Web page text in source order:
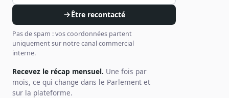
Être recontacté
Pas de spam : vos coordonnées partent
uniquement sur notre canal commercial
interne.
Recevez le récap mensuel. Une fois par
mois, ce qui change dans le Parlement et
sur la plateforme.